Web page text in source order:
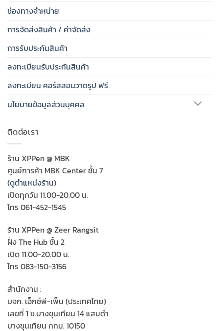
ช่องทางจำหน่าย
การจัดส่งสินค้า / ค่าจัดส่ง
การรับประกันสินค้า
ลงทะเบียนรับประกันสินค้า
ลงทะเบียน คอร์สสอนวาดรูป ฟรี
นโยบายข้อมูลส่วนบุคคล
ติดต่อเรา
ร้าน XPPen @ MBK
ศูนย์การค้า MBK Center ชั้น 7
(ดูตำแหน่งร้าน)
เปิดทุกวัน 11.00-20.00 น.
โทร 061-452-1545
ร้าน XPPen @ Zeer Rangsit
ฝั่ง The Hub ชั้น 2
เปิด 11.00-20.00 น.
โทร 083-150-3156
สำนักงาน :
บจก. เอ็กซ์พี-เพ็น (ประเทศไทย)
เลขที่ 1 ซ.บางขุนเทียน 14 แสมดำ
บางขุนเทียน กทม. 10150